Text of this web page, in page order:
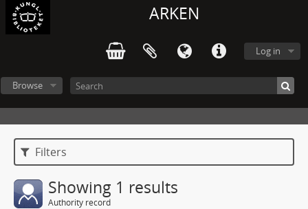
ARKEN
Log in
Browse
Filters
Showing 1 results
Authority record